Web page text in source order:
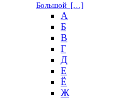
Большой […]
А
Б
В
Г
Д
Е
Ё
Ж